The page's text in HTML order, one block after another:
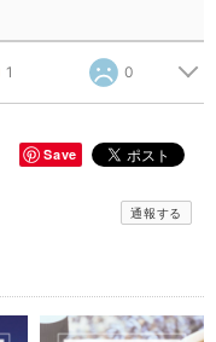
1 0
Save
通報する